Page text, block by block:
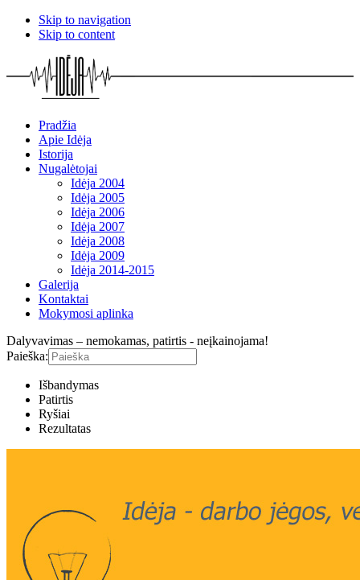
Skip to navigation
Skip to content
Pradžia
Apie Idėja
Istorija
Nugalėtojai
Idėja 2004
Idėja 2005
Idėja 2006
Idėja 2007
Idėja 2008
Idėja 2009
Idėja 2014-2015
Galerija
Kontaktai
Mokymosi aplinka
Dalyvavimas – nemokamas, patirtis - neįkainojama!
Paieška:
Išbandymas
Patirtis
Ryšiai
Rezultatas